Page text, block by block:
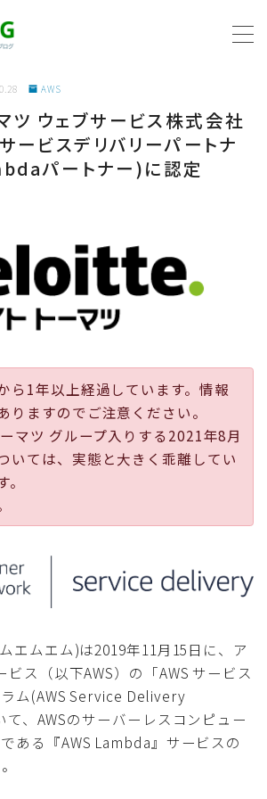
AWS
ツ ウェブサービス株式会社
ービスデリバリーパートナ
パートナー)に認定
ら1年以上経過しています。情報
りますのでご注意ください。
マツ グループ入りする2021年8月
いては、実態と大きく乖離してい
エムエム)は2019年11月15日に、ア
ビス（以下AWS）の「AWS サービス
ム(AWS Service Delivery
、AWSのサーバーレスコンピュー
ある『AWS Lambda』サービスの